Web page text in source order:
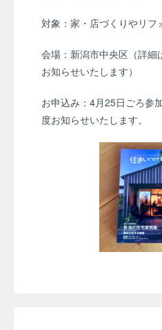
対象：家・店づくりやリフ
会場：新潟市中央区（詳細
お知らせいたします）
お申込み：4月25日ごろ参
度お知らせいたします。